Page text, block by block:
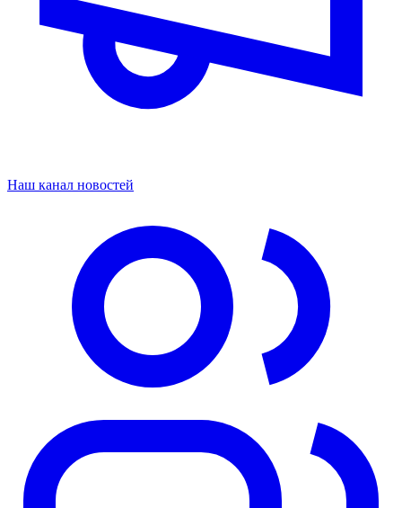
Наш канал новостей